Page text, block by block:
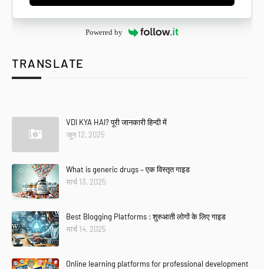
Powered by
TRANSLATE
VDI KYA HAI? पूरी जानकारी हिन्दी में
जून 12, 2025
What is generic drugs – एक विस्तृत गाइड
मार्च 13, 2025
Best Blogging Platforms : शुरुआती लोगों के लिए गाइड
मार्च 14, 2025
Online learning platforms for professional development